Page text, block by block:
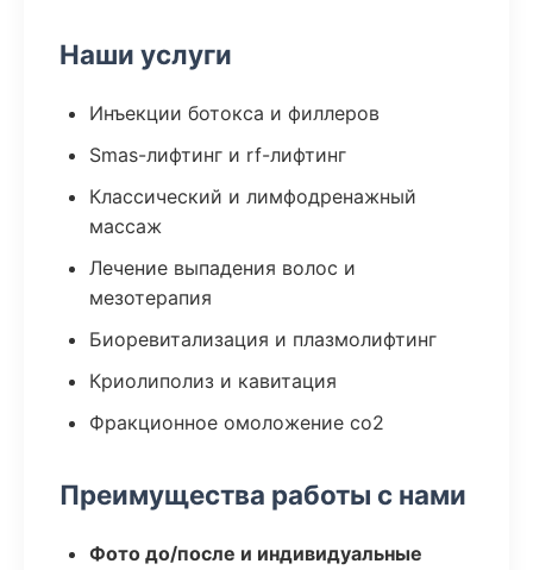
Наши услуги
Инъекции ботокса и филлеров
Smas-лифтинг и rf-лифтинг
Классический и лимфодренажный
массаж
Лечение выпадения волос и
мезотерапия
Биоревитализация и плазмолифтинг
Криолиполиз и кавитация
Фракционное омоложение co2
Преимущества работы с нами
Фото до/после и индивидуальные